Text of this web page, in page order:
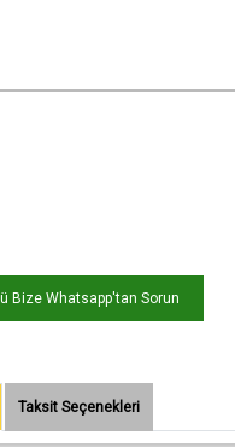
Bize Whatsapp'tan Sorun
Taksit Seçenekleri